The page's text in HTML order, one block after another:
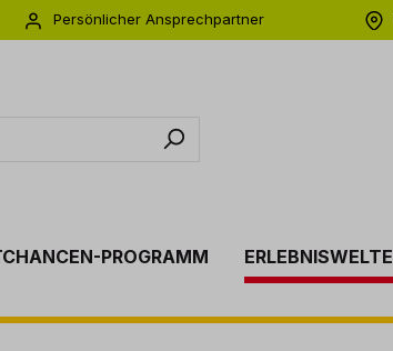
Persönlicher Ansprechpartner
PROGRAMM